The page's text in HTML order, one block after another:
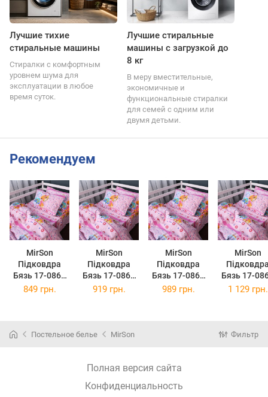
Лучшие тихие
стиральные машины
Стиралки с комфортным
уровнем шума для
эксплуатации в любое
время суток.
Лучшие стиральные
машины с загрузкой до
8 кг
В меру вместительные,
экономичные и
функциональные стиралки
для семей с одним или
двумя детьми.
Рекомендуем
MirSon
Підковдра
Бязь 17-0860
Paw Patrol Girl
MirSon
Підковдра
Бязь 17-0860
Paw Patrol Girl
MirSon
Підковдра
Бязь 17-0860
Paw Patrol Girl
MirSon
Бязь 17-
Paw Patrol
849 грн. 919 грн. 989 грн. 1 129 грн.
Постельное белье MirSon Фильтр
Полная версия сайта
Конфиденциальность